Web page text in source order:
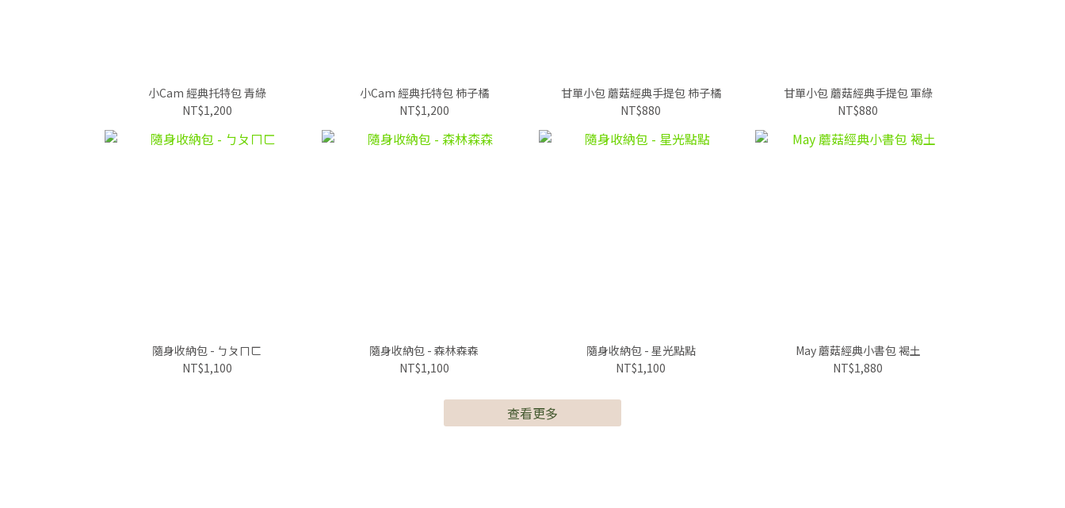
小Cam 經典托特包 青綠
NT$1,200
小Cam 經典托特包 柿子橘
NT$1,200
甘單小包 蘑菇經典手提包 柿子橘
NT$880
甘單小包 蘑菇經典手提包 軍綠
NT$880
隨身收納包 - ㄅㄆㄇㄈ
NT$1,100
隨身收納包 - 森林森森
NT$1,100
隨身收納包 - 星光點點
NT$1,100
May 蘑菇經典小書包 褐土
NT$1,880
查看更多